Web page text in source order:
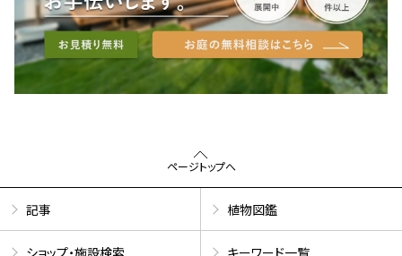
ページトップへ
記事 植物図鑑
ショップ・施設検索 キーワード一覧